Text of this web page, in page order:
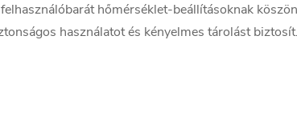
hőmérséklet-beállításoknak
használatot és kényelmes tárolást biztosít.